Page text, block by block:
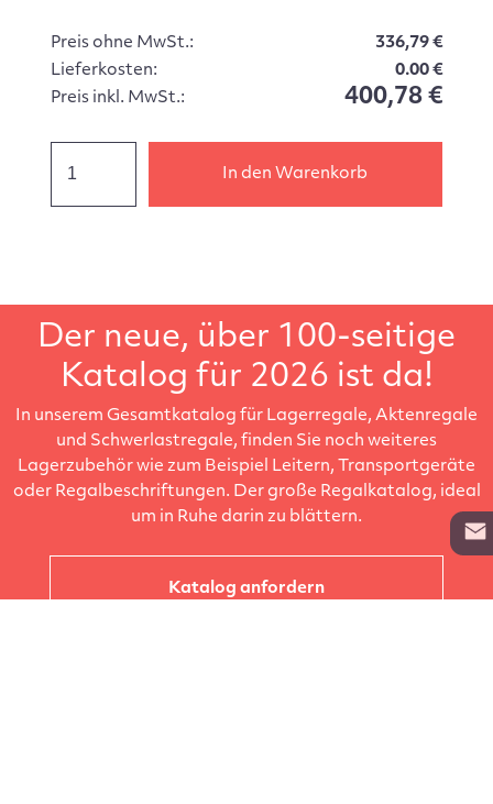
Preis ohne MwSt.:
336,79 €
Lieferkosten:
0.00 €
Preis inkl. MwSt.:
400,78 €
In den Warenkorb
Der neue, über 100-seitige
Katalog für 2026 ist da!
In unserem Gesamtkatalog für Lagerregale, Aktenregale
und Schwerlastregale, finden Sie noch weiteres
Lagerzubehör wie zum Beispiel Leitern, Transportgeräte
oder Regalbeschriftungen. Der große Regalkatalog, ideal
um in Ruhe darin zu blättern.
Katalog anfordern